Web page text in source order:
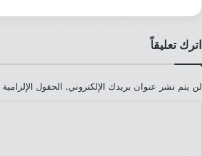
اترك تعليقاً
لن يتم نشر عنوان بريدك الإلكتروني. الحقول